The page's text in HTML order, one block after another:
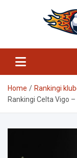
Home
Rankingi
Rankingi Celta Vigo